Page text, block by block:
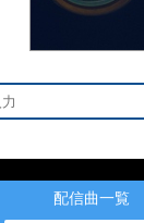
配信曲一覧